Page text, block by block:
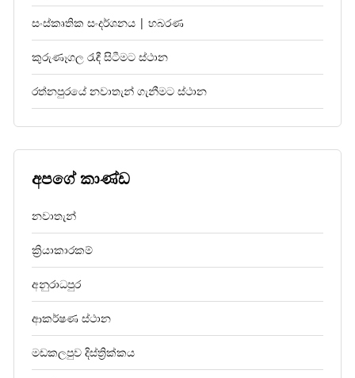
සංස්කෘතික සංදර්ශනය | හබරණ
කුරුණෑගල රැඳී සිටීමට ස්ථාන
රත්නපුරයේ නවාතැන් ගැනීමට ස්ථාන
අපගේ කාණ්ඩ
නවාතැන්
ක්‍රියාකාරකම්
අනුරාධපුර
ආකර්ෂණ ස්ථාන
මඩකලපුව දිස්ත්‍රික්කය